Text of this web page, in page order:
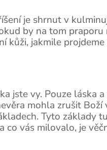
je shrnut v
by na tom praporu
kůži, jakmile projdeme
jste vy. Pouze
mohla zrušit
Tyto základy
co vás milovalo, je